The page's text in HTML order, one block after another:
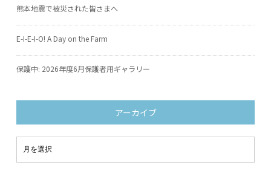
熊本地震で被災された皆さまへ
E-I-E-I-O! A Day on the Farm
保護中: 2026年度6月保護者用ギャラリー
アーカイブ